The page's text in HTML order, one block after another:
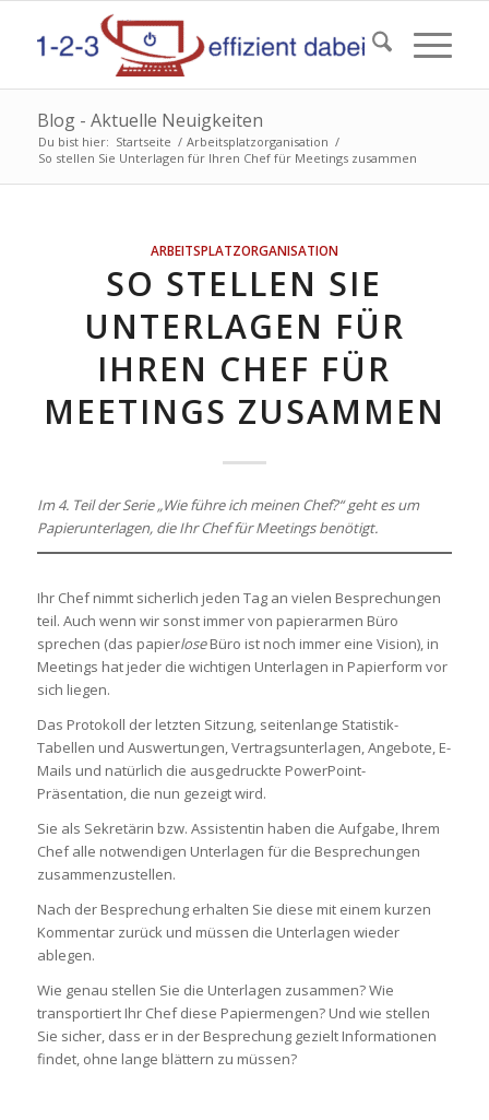
Blog - Aktuelle Neuigkeiten
Du bist hier: Startseite / Arbeitsplatzorganisation /
So stellen Sie Unterlagen für Ihren Chef für Meetings zusammen
ARBEITSPLATZORGANISATION
SO STELLEN SIE
UNTERLAGEN FÜR
IHREN CHEF FÜR
MEETINGS ZUSAMMEN
Im 4. Teil der Serie „Wie führe ich meinen Chef?“ geht es um
Papierunterlagen, die Ihr Chef für Meetings benötigt.
Ihr Chef nimmt sicherlich jeden Tag an vielen Besprechungen
teil. Auch wenn wir sonst immer von papierarmen Büro
sprechen (das papierloseBüro ist noch immer eine Vision), in
Meetings hat jeder die wichtigen Unterlagen in Papierform vor
sich liegen.
Das Protokoll der letzten Sitzung, seitenlange Statistik-
Tabellen und Auswertungen, Vertragsunterlagen, Angebote, E-
Mails und natürlich die ausgedruckte PowerPoint-
Präsentation, die nun gezeigt wird.
Sie als Sekretärin bzw. Assistentin haben die Aufgabe, Ihrem
Chef alle notwendigen Unterlagen für die Besprechungen
zusammenzustellen.
Nach der Besprechung erhalten Sie diese mit einem kurzen
Kommentar zurück und müssen die Unterlagen wieder
ablegen.
Wie genau stellen Sie die Unterlagen zusammen? Wie
transportiert Ihr Chef diese Papiermengen? Und wie stellen
Sie sicher, dass er in der Besprechung gezielt Informationen
findet, ohne lange blättern zu müssen?